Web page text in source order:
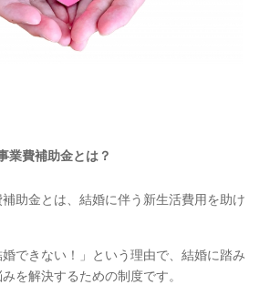
業費補助金とは？
助金とは、結婚に伴う新生活費用を助け
婚できない！」という理由で、結婚に踏み
を解決するための制度です。